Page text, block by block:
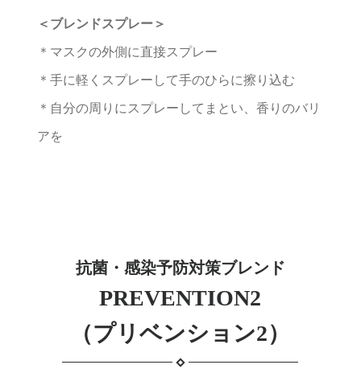
＜ブレンドスプレー＞
＊マスクの外側に直接スプレー
＊手に軽くスプレーして手のひらに擦り込む
＊自分の周りにスプレーしてまとい、香りのバリ
アを
抗菌・感染予防対策ブレンド
PREVENTION2
（プリベンション2）